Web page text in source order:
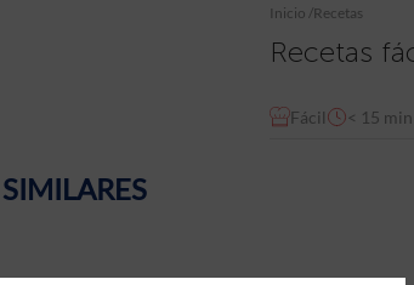
Inicio/Recetas
Recetas
Fácil < 15 min